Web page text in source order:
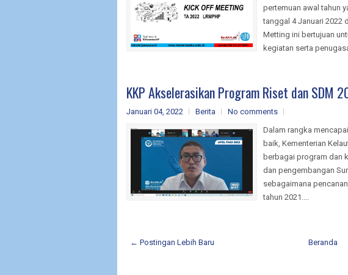
pertemuan awal tahun
tanggal 4 Januari 2022
Metting ini bertujuan
kegiatan serta
KKP Akselerasikan Program Riset dan SDM
Januari 04, 2022 Berita
No comments
Dalam rangka
baik, Kementerian
berbagai program dan
dan pengembangan
sebagaimana
tahun 2021....
← Postingan Lebih Baru Beranda